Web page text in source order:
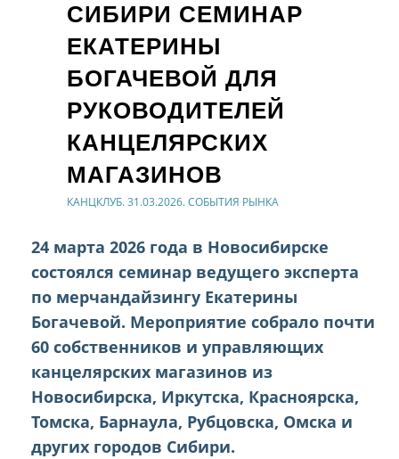
СИБИРИ СЕМИНАР
ЕКАТЕРИНЫ
БОГАЧЕВОЙ ДЛЯ
РУКОВОДИТЕЛЕЙ
КАНЦЕЛЯРСКИХ
МАГАЗИНОВ
КАНЦКЛУБ. 31.03.2026. СОБЫТИЯ РЫНКА
24 марта 2026 года в Новосибирске
состоялся семинар ведущего эксперта
по мерчандайзингу Екатерины
Богачевой. Мероприятие собрало почти
60 собственников и управляющих
канцелярских магазинов из
Новосибирска, Иркутска, Красноярска,
Томска, Барнаула, Рубцовска, Омска и
других городов Сибири.